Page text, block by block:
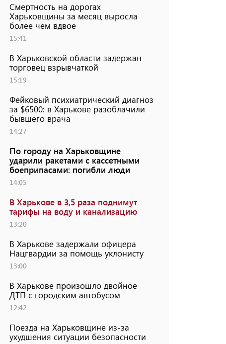
Смертность на дорогах
Харьковщины за месяц выросла
более чем вдвое
15:41
В Харьковской области задержан
торговец взрывчаткой
15:19
Фейковый психиатрический диагноз
за $6500: в Харькове разоблачили
бывшего врача
14:27
По городу на Харьковщине
ударили ракетами с кассетными
боеприпасами: погибли люди
14:05
В Харькове в 3,5 раза поднимут
тарифы на воду и канализацию
13:20
В Харькове задержали офицера
Нацгвардии за помощь уклонисту
13:00
В Харькове произошло двойное
ДТП с городским автобусом
12:42
Поезда на Харьковщине из-за
ухудшения ситуации безопасности